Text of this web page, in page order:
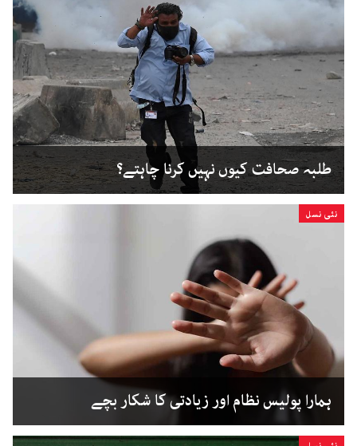
طلبہ صحافت کیوں نہیں کرنا چاہتے؟
نئی نسل
ہمارا پولیس نظام اور زیادتی کا شکار بچے